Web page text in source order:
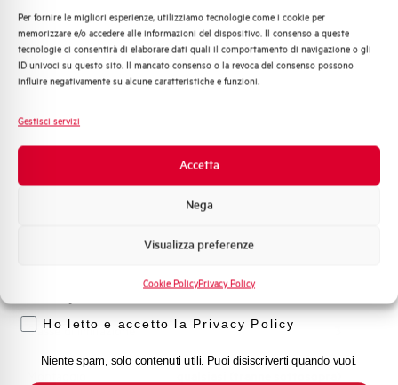
Per fornire le migliori esperienze, utilizziamo tecnologie come i cookie per
memorizzare e/o accedere alle informazioni del dispositivo. Il consenso a queste
tecnologie ci consentirà di elaborare dati quali il comportamento di navigazione o gli
ID univoci su questo sito. Il mancato consenso o la revoca del consenso possono
influire negativamente su alcune caratteristiche e funzioni.
Gestisci servizi
Accetta
Nega
Visualizza preferenze
Cookie PolicyPrivacy Policy
Capacità dei terminali 1…35 mm²
Adatto al sezionamento
Temperatura di impiego -25/+55 °C
Temperatura di riferimento (°C)
Classe di limitazione
Quali argomenti ti interessano di più?
Distribuzione di Energia
Automazione Industriale
Sistema Quadri
Promozioni e offerte
Formazione tecnica
Voglio ricevere aggiornamenti, novità di
Ho letto e accetto la Privacy Policy
Niente spam, solo contenuti utili. Puoi disiscriverti quando vuoi.